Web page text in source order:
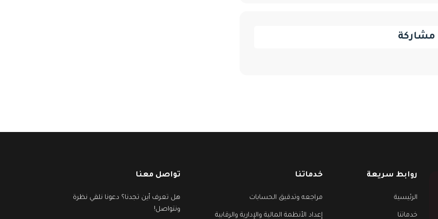
مشاركة
روابط سريعة
الرئيسية
خدماتنا
خدماتنا
مراجعه وتدقيق الحسابات
إعداد الأنظمة المالية والإدارية والرقابية
تواصل معنا
هل تعرف أين تجدنا؟ دعونا نلقي نظرة
ونتواصل!